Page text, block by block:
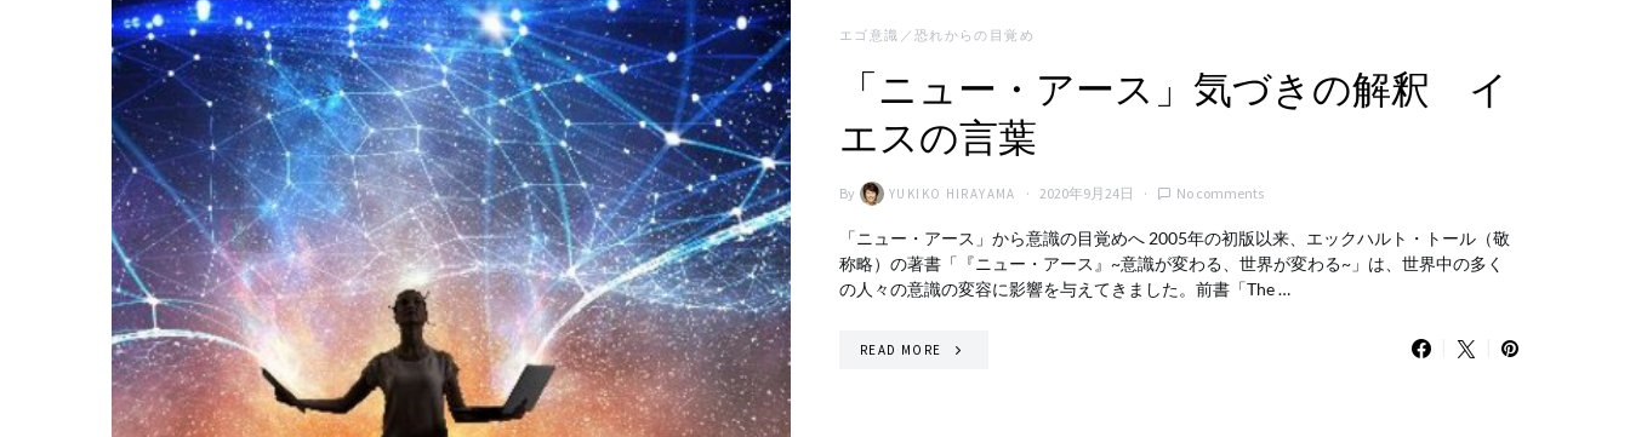
エゴ意識／恐れからの目覚め
「ニュー・アース」気づきの解釈 イ
エスの言葉
By YUKIKO HIRAYAMA 2020年9月24日 No comments
「ニュー・アース」から意識の目覚めへ 2005年の初版以来、エックハルト・トール（敬
称略）の著書「『ニュー・アース』~意識が変わる、世界が変わる~」は、世界中の多く
の人々の意識の変容に影響を与えてきました。前書「The …
READ MORE